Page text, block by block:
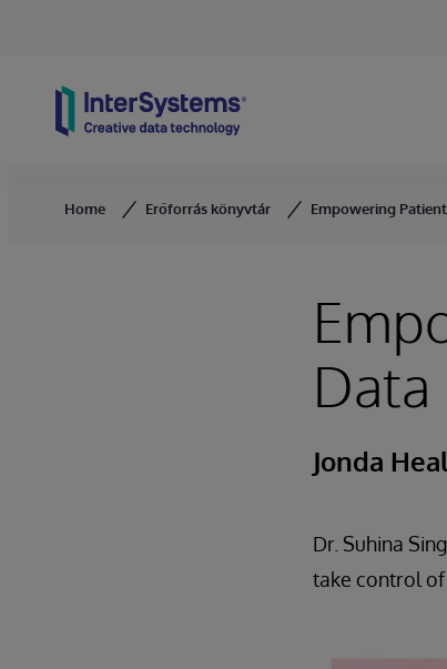
Home Erőforrás könyvtár Empowering
Data
Jonda
Dr. Suhina
take control of